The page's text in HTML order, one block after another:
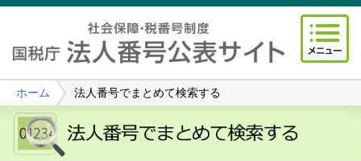
ホーム 法人番号でまとめて検索する